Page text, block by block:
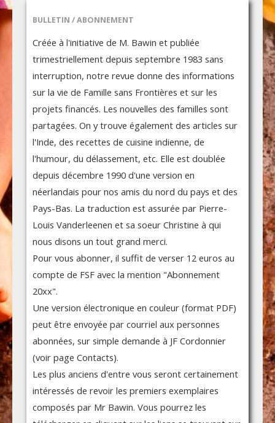
BULLETIN / ABONNEMENT
Créée à l'initiative de M. Bawin et publiée
trimestriellement depuis septembre 1983 sans
interruption, notre revue donne des informations
sur la vie de Famille sans Frontières et sur les
projets financés. Les nouvelles des familles sont
partagées. On y trouve également des articles sur
l'Inde, des recettes de cuisine indienne, de
l'humour, du délassement, etc. Elle est doublée
depuis décembre 1990 d'une version en
néerlandais pour nos amis du nord du pays et des
Pays-Bas. La traduction est assurée par Pierre-
Louis Vanderleenen et sa soeur Christine à qui
nous disons un tout grand merci.
Pour vous abonner, il suffit de verser 12 euros au
compte de FSF avec la mention "Abonnement
20xx".
Une version électronique en couleur (format PDF)
peut être envoyée par courriel aux personnes
abonnées, sur simple demande à JF Cordonnier
(voir page Contacts).
Les plus anciens d'entre vous seront certainement
intéressés de revoir les premiers exemplaires
composés par Mr Bawin. Vous pourrez les